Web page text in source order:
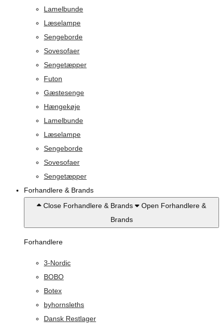
Lamelbunde
Læselampe
Sengeborde
Sovesofaer
Sengetæpper
Futon
Gæstesenge
Hængekøje
Lamelbunde
Læselampe
Sengeborde
Sovesofaer
Sengetæpper
Forhandlere & Brands
Close Forhandlere & Brands
Open Forhandlere &
Brands
Forhandlere
3-Nordic
BOBO
Botex
byhornsleths
Dansk Restlager